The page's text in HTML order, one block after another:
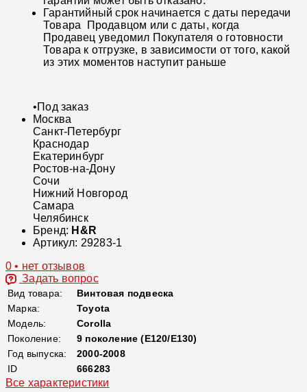
Гарантийный срок начинается с даты передачи
Товара Продавцом или с даты, когда
Продавец уведомил Покупателя о готовности
Товара к отгрузке, в зависимости от того, какой
из этих моментов наступит раньше
•Под заказ
Москва
Санкт-Петербург
Краснодар
Екатеринбург
Ростов-на-Дону
Сочи
Нижний Новгород
Самара
Челябинск
Бренд: H&R
Артикул: 29283-1
0 • нет отзывов
Задать вопрос
Вид товара:
Винтовая подвеска
Марка:
Toyota
Модель:
Corolla
Поколение:
9 поколение (E120/E130)
Год выпуска:
2000-2008
ID
666283
Все характеристики